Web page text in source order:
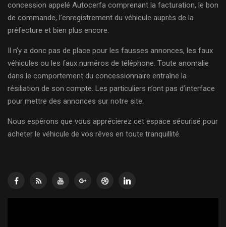
concession appelé Autocerfa comprenant la facturation, le bon
de commande, l’enregistrement du véhicule auprès de la
préfecture et bien plus encore.
Il n’y a donc pas de place pour les fausses annonces, les faux
véhicules ou les faux numéros de téléphone. Toute anomalie
dans le comportement du concessionnaire entraîne la
résiliation de son compte. Les particuliers n’ont pas d’interface
pour mettre des annonces sur notre site.
Nous espérons que vous apprécierez cet espace sécurisé pour
acheter le véhicule de vos rêves en toute tranquillité.